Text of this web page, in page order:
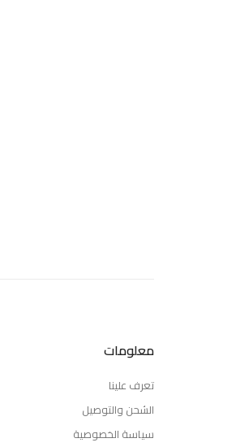
معلومات
تعرف علينا
الشحن والتوصيل
سياسة الخصوصية